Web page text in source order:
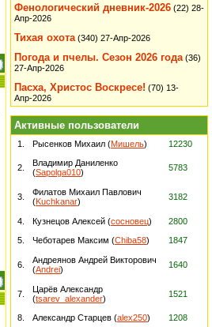
Фенологический дневник-2026 (22) 28-
Апр-2026
Тихая охота (340) 27-Апр-2026
Погода и пчелы. Сезон 2026 года (36)
27-Апр-2026
Пасха, Христос Воскресе! (70) 13-
Апр-2026
Активные пользователи
1. Рысенков Михаил (Мишель) 12230
2.
Владимир Даниленко
(Sapolga010) 5783
3.
Филатов Михаил Павлович
(Kuchkanar) 3182
4. Кузнецов Алексей (сосновец) 2800
5. Чеботарев Максим (Chiba58) 1847
6.
Андреянов Андрей Викторович
(Andrei) 1640
7.
Царёв Александр
(tsarev_alexander) 1521
8. Александр Старцев (alex250) 1208